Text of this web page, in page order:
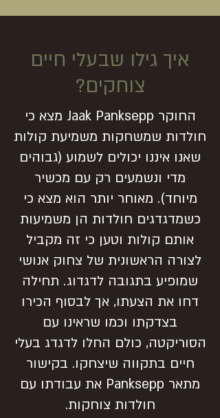
איך גילו שבעלי חיים
צוחקים?
החוקר Jaak Panksepp מצא כי
חולדות שמשחקות משמיעת קולות
שאנו איננו יכולים לשמוע (גבוהים
מדי ונשמעים רק עם מכשיר
מיוחד). מאוחר יותר הוא מצא כי
כשמדגדגים חולדות הן משמיעות
אותם קולות וטען כי זה מקביל
לצורה הראשונית של צחוק אנושי
שמופיע בתגובה לדגדוג. תחילה
דחו את הצעתו, אך לבסוף הכירו
בצדקתו וכמו שראינו עם
הסוריקטה, כולם החלו לדגדג בעלי
חיים בתקווה שיצחקו. בקישור
מתאר Panksepp את עבודתו עם
חולדות צוחקות.